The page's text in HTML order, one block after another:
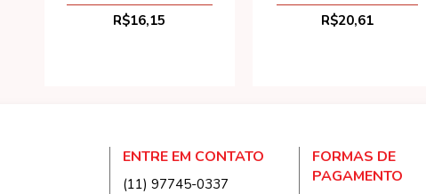
R$16,15
R$20,61
ENTRE EM CONTATO
(11) 97745-0337
FORMAS DE
PAGAMENTO